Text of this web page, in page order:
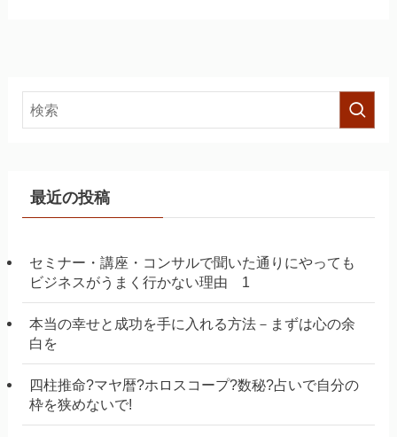
最近の投稿
セミナー・講座・コンサルで聞いた通りにやっても
ビジネスがうまく行かない理由 1
本当の幸せと成功を手に入れる方法－まずは心の余
白を
四柱推命?マヤ暦?ホロスコープ?数秘?占いで自分の
枠を狭めないで!